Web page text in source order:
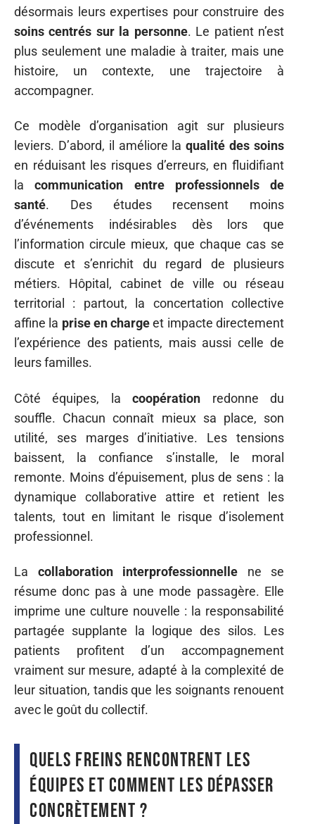
désormais leurs expertises pour construire des
soins centrés sur la personne. Le patient n’est
plus seulement une maladie à traiter, mais une
histoire, un contexte, une trajectoire à
accompagner.
Ce modèle d’organisation agit sur plusieurs
leviers. D’abord, il améliore laqualité des soins
en réduisant les risques d’erreurs, en fluidifiant
lacommunication entre professionnels de
santé. Des études recensent moins
d’événements indésirables dès lors que
l’information circule mieux, que chaque cas se
discute et s’enrichit du regard de plusieurs
métiers. Hôpital, cabinet de ville ou réseau
territorial : partout, la concertation collective
affine la prise en chargeet impacte directement
l’expérience des patients, mais aussi celle de
leurs familles.
Côté équipes, lacoopération redonne du
souffle. Chacun connaît mieux sa place, son
utilité, ses marges d’initiative. Les tensions
baissent, la confiance s’installe, le moral
remonte. Moins d’épuisement, plus de sens : la
dynamique collaborative attire et retient les
talents, tout en limitant le risque d’isolement
professionnel.
La collaboration interprofessionnelle ne se
résume donc pas à une mode passagère. Elle
imprime une culture nouvelle : la responsabilité
partagée supplante la logique des silos. Les
patients profitent d’un accompagnement
vraiment sur mesure, adapté à la complexité de
leur situation, tandis que les soignants renouent
avec le goût du collectif.
Quels freins rencontrent les
équipes et comment les dépasser
concrètement ?